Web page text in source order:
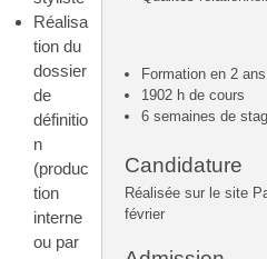
Formation en 2 ans
1902 h de cours
6 semaines de
Candidature
Réalisée sur le site
février
Réalisa
tion du
dossier
de
définitio
n
(produc
tion
interne
ou par